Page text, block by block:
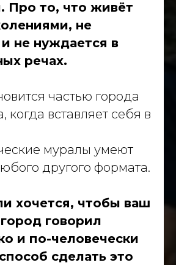
Про то, что живёт
не
не нуждается в
речах.
частью города
когда вставляет себя в
муралы умеют
другого формата.
хочется, чтобы ваш
говорил
и по-человечески
сделать это